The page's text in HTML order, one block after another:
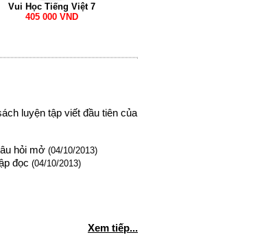
Vui Học Tiếng Việt 7
405 000 VND
luyện tập viết đầu tiên của
hỏi mở (04/10/2013)
đọc (04/10/2013)
Xem tiếp...